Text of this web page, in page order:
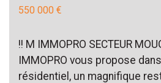
550 000 €
!! M IMMOPRO SECTEUR
IMMOPRO vous propose
résidentiel, un magnifique